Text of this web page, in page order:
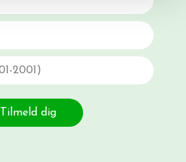
Tilmeld dig